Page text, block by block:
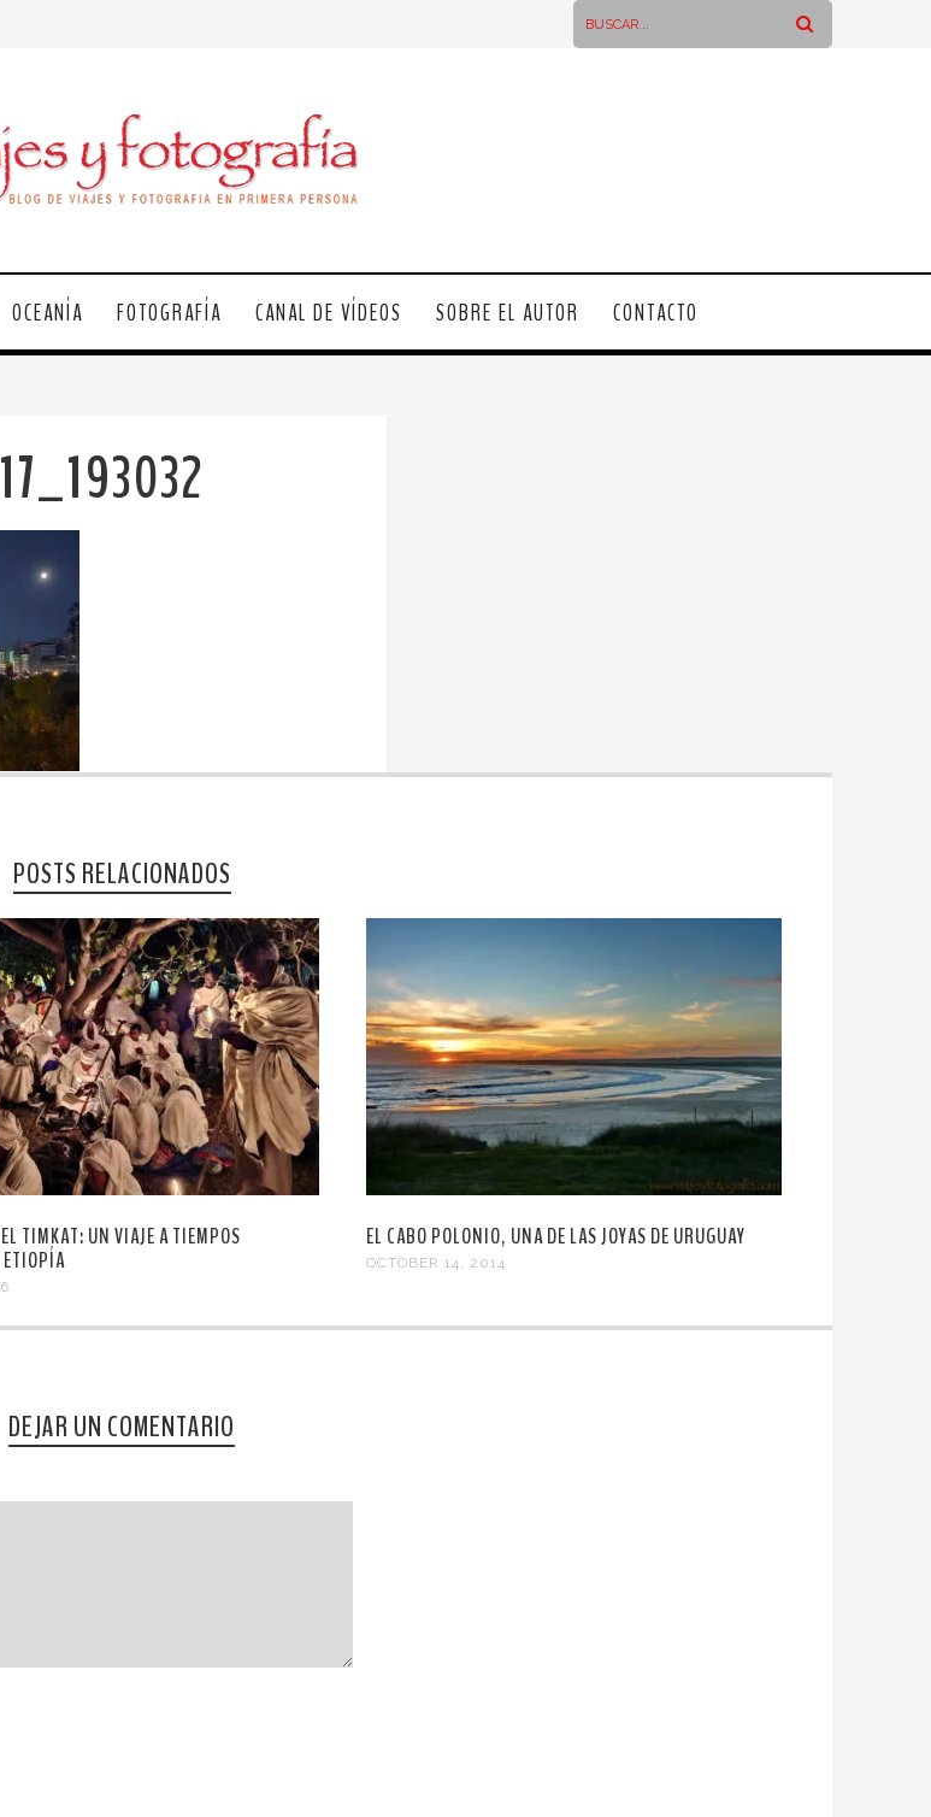
OCEANÍA FOTOGRAFÍA CANAL DE VÍDEOS SOBRE EL AUTOR CONTACTO
POSTS RELACIONADOS
TIMKAT: UN VIAJE A TIEMPOS
EL CABO POLONIO, UNA DE LAS JOYAS DE URUGUAY
OCTOBER 14, 2014
DEJAR UN COMENTARIO